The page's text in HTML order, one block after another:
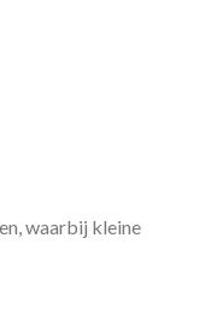
waarbij kleine